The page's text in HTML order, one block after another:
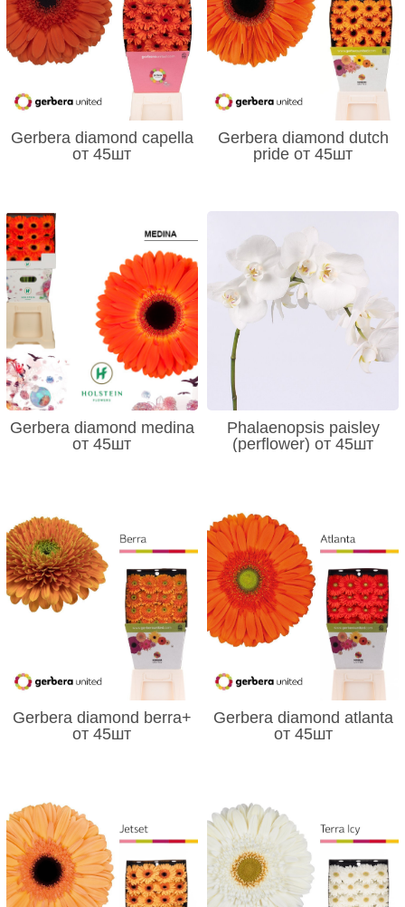
Gerbera diamond capella
от 45шт
Gerbera diamond dutch
pride от 45шт
Gerbera diamond medina
от 45шт
Phalaenopsis paisley
(perflower) от 45шт
Gerbera diamond berra+
от 45шт
Gerbera diamond atlanta
от 45шт